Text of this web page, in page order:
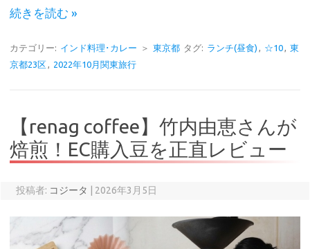
続きを読む »
カテゴリー: インド料理･カレー ＞ 東京都 タグ: ランチ(昼食) , ☆10, 東
京都23区, 2022年10月関東旅行
【renag coffee】竹内由恵さんが
焙煎！EC購入豆を正直レビュー
投稿者: コジータ 2026年3月5日